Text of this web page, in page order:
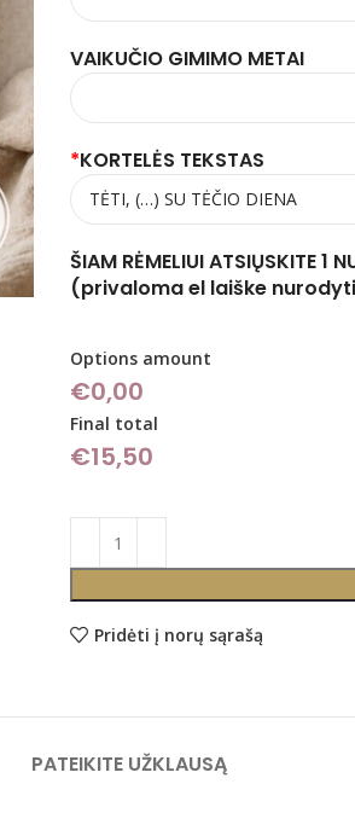
VAIKUČIO GIMIMO METAI
*KORTELĖS TEKSTAS
ŠIAM RĖMELIUI ATSIŲSKITE
(privaloma el laiške
Options amount
€0,00
Final total
€15,50
Pridėti į norų sąrašą
PATEIKITE UŽKLAUSĄ